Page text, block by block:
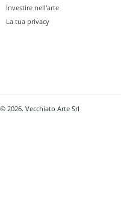
Investire nell'arte
La tua privacy
© 2026. Vecchiato Arte Srl